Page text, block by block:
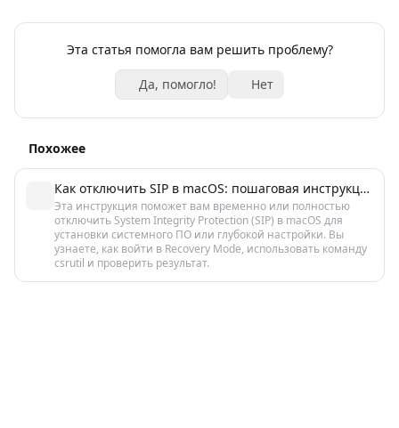
Эта статья помогла вам решить проблему?
Да, помогло! Нет
Похожее
Как отключить SIP в macOS: пошаговая инструкция
Эта инструкция поможет вам временно или полностью
отключить System Integrity Protection (SIP) в macOS для
установки системного ПО или глубокой настройки. Вы
узнаете, как войти в Recovery Mode, использовать команду
csrutil и проверить результат.